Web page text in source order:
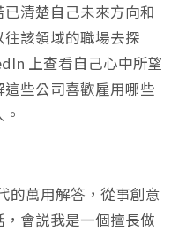
清楚自己未來方向和
該領域的職場去探
上查看自己心中所望
些公司喜歡雇用哪些
的萬用解答，從事創意
會説我是一個擅長做